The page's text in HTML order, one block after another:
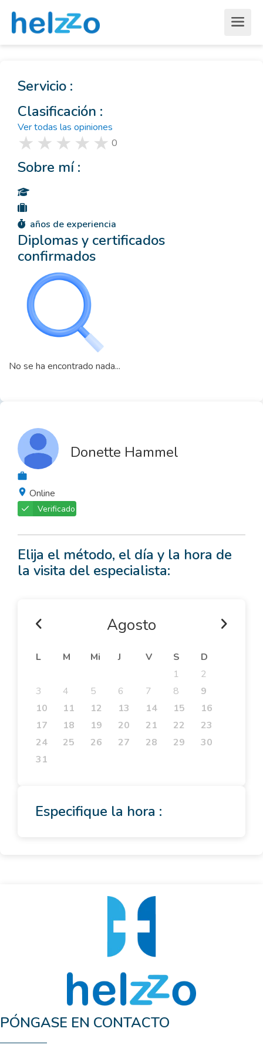
Servicio :
Clasificación :
Ver todas las opiniones
0
Sobre mí :
años de experiencia
Diplomas y certificados
confirmados
No se ha encontrado nada...
Donette Hammel
Online
Verificado
Elija el método, el día y la hora de
la visita del especialista:
Agosto
L M Mi J V S
D
1
2
3
4 5 6 7 8
9
10
11 12 13 14 15
16
17
18 19 20 21 22
23
24
25 26 27 28 29
30
31
Especifique la hora :
PÓNGASE EN CONTACTO